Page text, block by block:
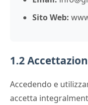
Sito Web:
1.2
Accedendo e
accetta